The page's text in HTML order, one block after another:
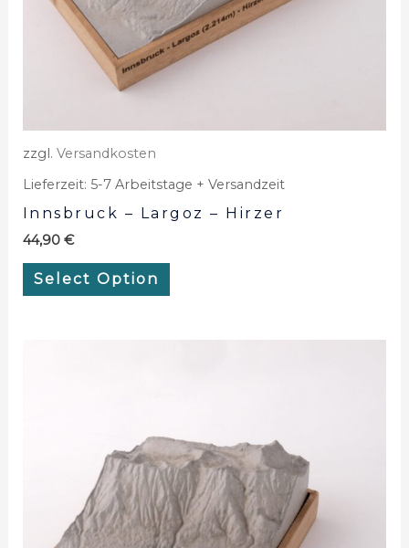
zzgl. Versandkosten
Lieferzeit: 5-7 Arbeitstage + Versandzeit
Innsbruck – Largoz – Hirzer
44,90 €
Select Option